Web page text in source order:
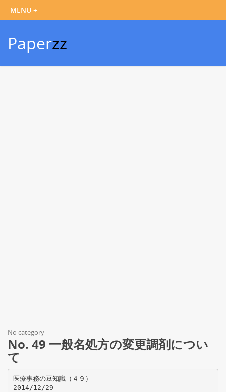
Paperzz
No category
No. 49 一般名処方の変更調剤につい
て
医療事務の豆知識（４９）
2014/12/29